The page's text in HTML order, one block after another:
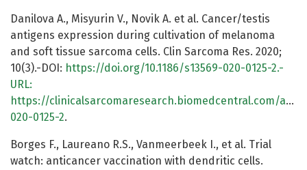
Danilova A., Misyurin V., Novik A. et al. Cancer/testis
antigens expression during cultivation of melanoma
and soft tissue sarcoma cells. Clin Sarcoma Res. 2020;
10(3).-DOI: https://doi.org/10.1186/s13569-020-0125-2.-
URL:
https://clinicalsarcomaresearch.biomedcentral.com/
020-0125-2.
Borges F., Laureano R.S., Vanmeerbeek I., et al. Trial
watch: anticancer vaccination with dendritic cells.